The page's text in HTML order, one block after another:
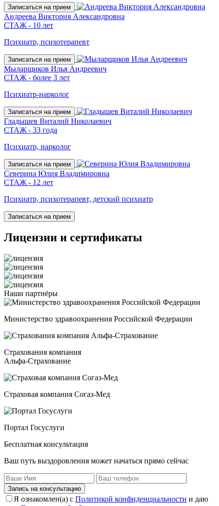
Записаться на прием
Андреева Виктория Александровна
СТАЖ - 10 лет
Психиатр, психотерапевт
Записаться на прием
Мыларщиков Илья Андреевич
СТАЖ - более 3 лет
Психиатр-нарколог
Записаться на прием
Гладышев Виталий Николаевич
СТАЖ - 33 года
Психиатр, нарколог
Записаться на прием
Северина Юлия Владимировна
СТАЖ - 12 лет
Психиатр, психотерапевт, детский психиатр
Записаться на прием
Лицензии и сертификаты
Наши партнёры
Министерство здравоохранения Российской Федерации
Страхования компания
Альфа-Страхование
Страховая компания Согаз-Мед
Портал Госуслуги
Бесплатная консультация
Ваш путь выздоровления может начаться прямо сейчас
Запись на консультацию
Я ознакомлен(а) с Политикой конфиденциальности и даю